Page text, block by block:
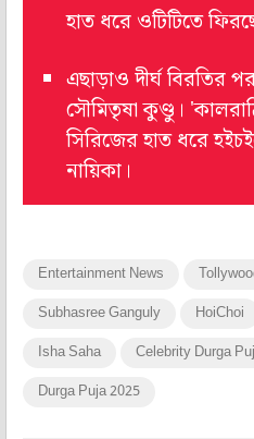
হাত ধরে ওটিটিতে
এছাড়াও দীর্ঘ বিরতির
সৌমিতৃষা কুণ্ডু।
সিরিজের হাত ধরে
নায়িকা।
Entertainment News
Subhasree Ganguly HoiChoi
Isha Saha Celebrity Durga
Durga Puja 2025